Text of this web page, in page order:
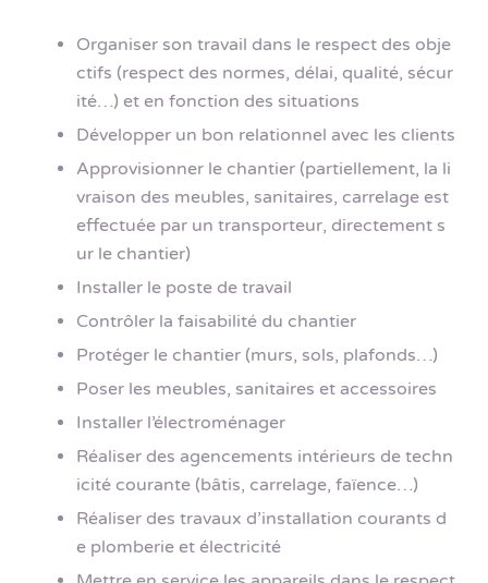
Organiser son travail dans le respect des obje
ctifs (respect des normes, délai, qualité, sécur
ité…) et en fonction des situations
Développer un bon relationnel avec les clients
Approvisionner le chantier (partiellement, la li
vraison des meubles, sanitaires, carrelage est
effectuée par un transporteur, directement s
ur le chantier)
Installer le poste de travail
Contrôler la faisabilité du chantier
Protéger le chantier (murs, sols, plafonds…)
Poser les meubles, sanitaires et accessoires
Installer l’électroménager
Réaliser des agencements intérieurs de techn
icité courante (bâtis, carrelage, faïence…)
Réaliser des travaux d’installation courants d
e plomberie et électricité